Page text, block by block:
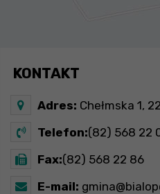
KONTAKT
Adres: Chełmska 1,
Telefon:(82) 568 22
Fax:(82) 568 22 86
E-mail: